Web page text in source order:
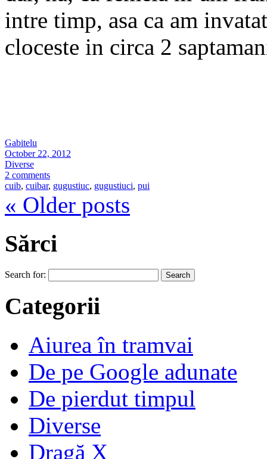
intre timp, asa ca am
cloceste in circa 2
Gabitelu
October 22, 2012
Diverse
2 comments
cuib, cuibar, gugustiuc, gugustiuci, pui
« Older posts
Sărci
Search for:
Categorii
Aiurea în tramvai
De pe Google adunate
De pierdut timpul
Diverse
Dragă X